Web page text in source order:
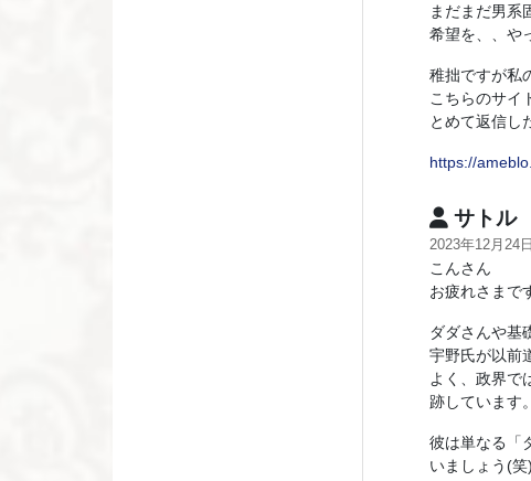
まだまだ男系
希望を、、や
稚拙ですが私
こちらのサイ
とめて返信し
https://
サトル
2023年12月24日
こんさん
お疲れさまで
ダダさんや基
宇野氏が以前
よく、政界で
跡しています
彼は単なる「
いましょう(笑)